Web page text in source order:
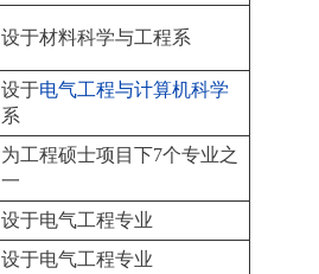
设于材料科学与工程系
设于电气工程与计算机科学
系
为工程硕士项目下7个专业之
一
设于电气工程专业
设于电气工程专业